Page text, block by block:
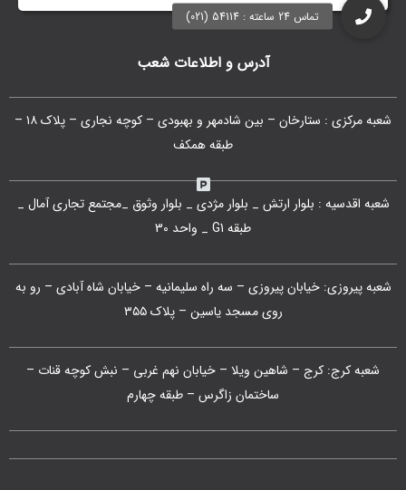
آدرس و اطلاعات شعب
شعبه مرکزی : ستارخان – بین شادمهر و بهبودی – کوچه نجاری – پلاک ۱۸ –
طبقه همکف
شعبه اقدسیه : بلوار ارتش _ بلوار مژدی _ بلوار وثوق _مجتمع تجاری آمال _
طبقه G1 _ واحد 30
شعبه پیروزی: خیابان پیروزی – سه راه سلیمانیه – خیابان شاه آبادی – رو به
روی مسجد یاسین – پلاک ۳۵۵
شعبه کرج: کرج – شاهین ویلا – خیابان نهم غربی – نبش کوچه قنات –
ساختمان زاگرس – طبقه چهارم